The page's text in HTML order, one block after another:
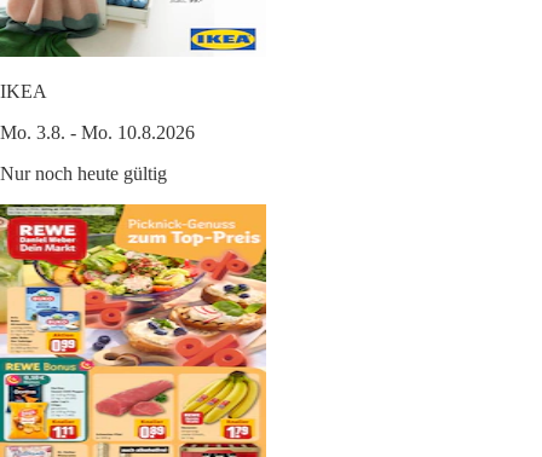
IKEA
Mo. 3.8. - Mo. 10.8.2026
Nur noch heute gültig